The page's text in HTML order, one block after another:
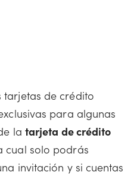
tarjetas de crédito
para algunas
la tarjeta de crédito
cual solo podrás
invitación y si cuentas